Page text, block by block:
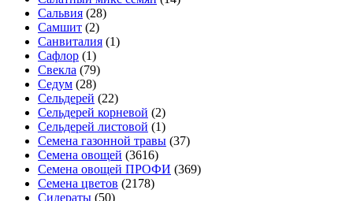
Сальвия (28)
Самшит (2)
Санвиталия (1)
Сафлор (1)
Свекла (79)
Седум (28)
Сельдерей (22)
Сельдерей корневой (2)
Сельдерей листовой (1)
Семена газонной травы (37)
Семена овощей (3616)
Семена овощей ПРОФИ (369)
Семена цветов (2178)
Сидераты (50)